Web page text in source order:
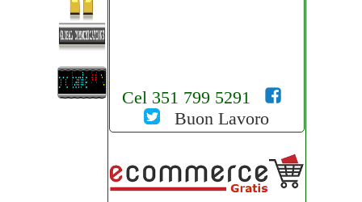
Cel 351 799 5291
Buon Lavoro